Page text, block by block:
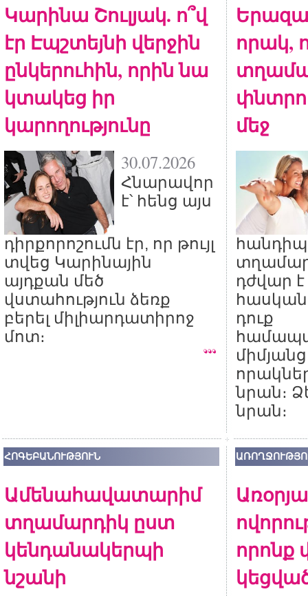
Կարինա Շուլյակ. ո՞վ
էր Էպշտեյնի վերջին
ընկերուհին, որին նա
կտակեց իր
կարողությունը
30.07.2026
Հնարավոր
է՝ հենց այս
դիրքորոշումն էր, որ թույլ
տվեց Կարինային
այդքան մեծ
վստահություն ձեռք
բերել միլիարդատիրոջ
մոտ։
որակ,
մեջ
դժվար է
դուք
նրան։
նրան։
ՀՈԳԵԲԱՆՈՒԹՅՈՒՆ
Ամենահավատարիմ
տղամարդիկ ըստ
կենդանակերպի
նշանի
Առօրյա
որոնք